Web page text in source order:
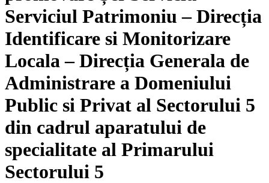
Serviciul Patrimoniu – Direcția
Identificare si Monitorizare
Locala – Direcția Generala de
Administrare a Domeniului
Public si Privat al Sectorului 5
din cadrul aparatului de
specialitate al Primarului
Sectorului 5